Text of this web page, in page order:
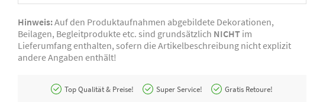
Hinweis:Auf den Produktaufnahmen abgebildete Dekorationen,
Beilagen, Begleitprodukte etc. sind grundsätzlich NICHT im
Lieferumfang enthalten, sofern die Artikelbeschreibung nicht explizit
andere Angaben enthält!
Top Qualität & Preise! Super Service! Gratis Retoure!